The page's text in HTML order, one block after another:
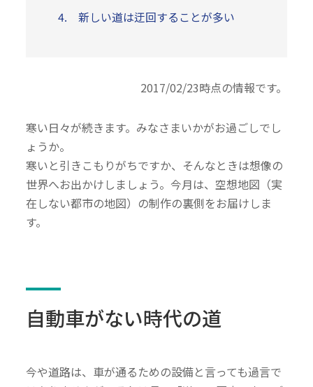
新しい道は迂回することが多い
2017/02/23時点の情報です。
寒い日々が続きます。みなさまいかがお過ごしでし
ょうか。
寒いと引きこもりがちですか、そんなときは想像の
世界へお出かけしましょう。今月は、空想地図（実
在しない都市の地図）の制作の裏側をお届けしま
す。
自動車がない時代の道
今や道路は、車が通るための設備と言っても過言で